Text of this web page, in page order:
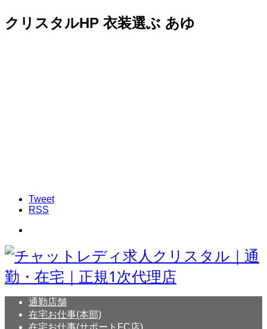
クリスタルHP 衣装選ぶ あゆ
Tweet
RSS
通勤店舗
在宅お仕事(本部)
在宅お仕事(サポートFC店)